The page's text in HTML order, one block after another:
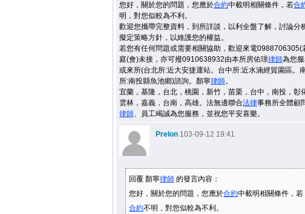
您好，關於您的問題，您應於合約中載明相關條件，若合
明，對您似較為不利。
歡迎您攜帶完整資料，到所詳談，以利全盤了解，討論分
擬定策略方針，以維護您的權益。
若您有任何問題或需要相關協助，歡迎來電0988706305(
庭(會)未接，亦可撥0910638932由本所房佑璟律師為您
或來所(台北所:近大安捷運站。台中所:近水湳經貿園區。
所:南投縣魚池鄉)諮詢。顏寧律師。
宜蘭，基隆，台北，桃園，新竹，苗栗，台中，南投，彰
雲林，嘉義，台南，高雄。法無邊聯合法律事務所全體顧
律師、員工竭誠為您服務，並祝您平安喜樂。
Prelon 103-09-12 19:41
回覆 顏寧律師 的發言內容：
您好，關於您的問題，您應於合約中載明相關條件，若
合約不明，對您似較為不利。